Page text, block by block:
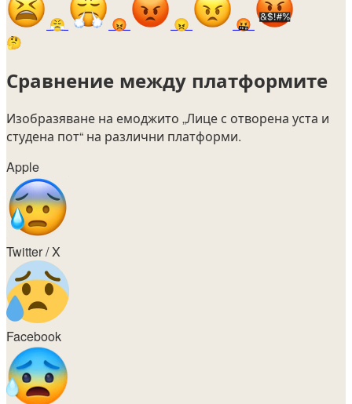
😤 😡 😠
🤬
🤔
Сравнение между платформите
Изобразяване на емоджито „Лице с отворена уста и
студена пот“ на различни платформи.
Apple
Twitter / X
Facebook